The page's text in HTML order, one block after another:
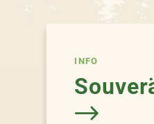
INFO